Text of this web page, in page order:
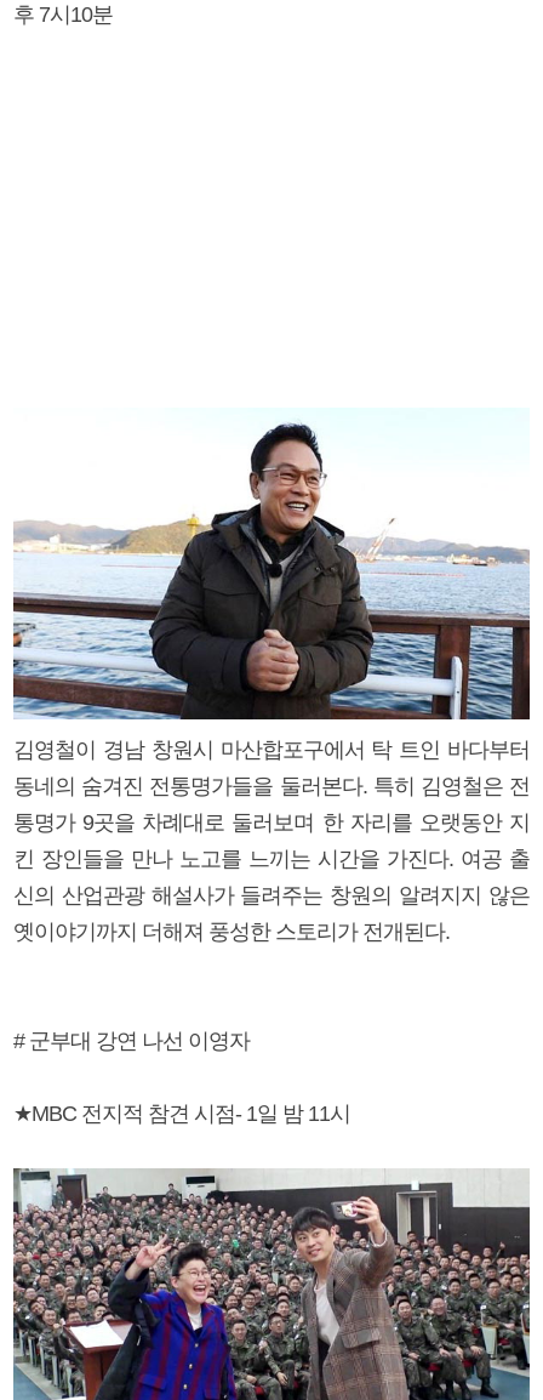
후 7시10분
김영철이 경남 창원시 마산합포구에서 탁 트인 바다부터
동네의 숨겨진 전통명가들을 둘러본다. 특히 김영철은 전
통명가 9곳을 차례대로 둘러보며 한 자리를 오랫동안 지
킨 장인들을 만나 노고를 느끼는 시간을 가진다. 여공 출
신의 산업관광 해설사가 들려주는 창원의 알려지지 않은
옛이야기까지 더해져 풍성한 스토리가 전개된다.
# 군부대 강연 나선 이영자
★MBC 전지적 참견 시점- 1일 밤 11시